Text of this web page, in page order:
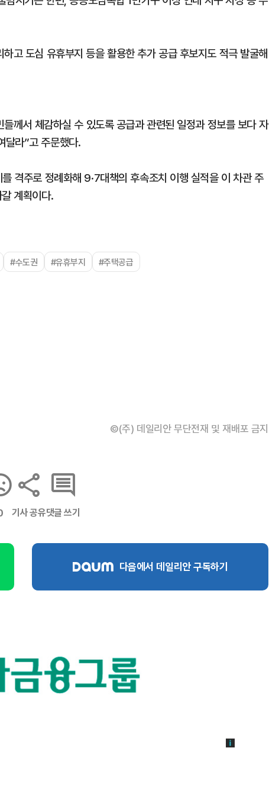
고 도심 유휴부지 등을 활용한 추가 공급 후보지도 적극 발굴해
께서 체감하실 수 있도록 공급과 관련된 일정과 정보를 보다 자
달라”고 주문했다.
격주로 정례화해 9·7대책의 후속조치 이행 실적을 이 차관 주
계획이다.
#수도권 #유휴부지 #주택공급
©(주) 데일리안 무단전재 및 재배포 금지
기사 공유댓글 쓰기
다음에서 데일리안 구독하기